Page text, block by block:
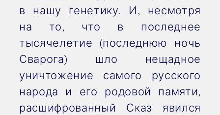
в нашу генетику. И, несмотря
на то, что в последнее
тысячелетие (последнюю ночь
Сварога) шло нещадное
уничтожение самого русского
народа и его родовой памяти,
расшифрованный Сказ явился